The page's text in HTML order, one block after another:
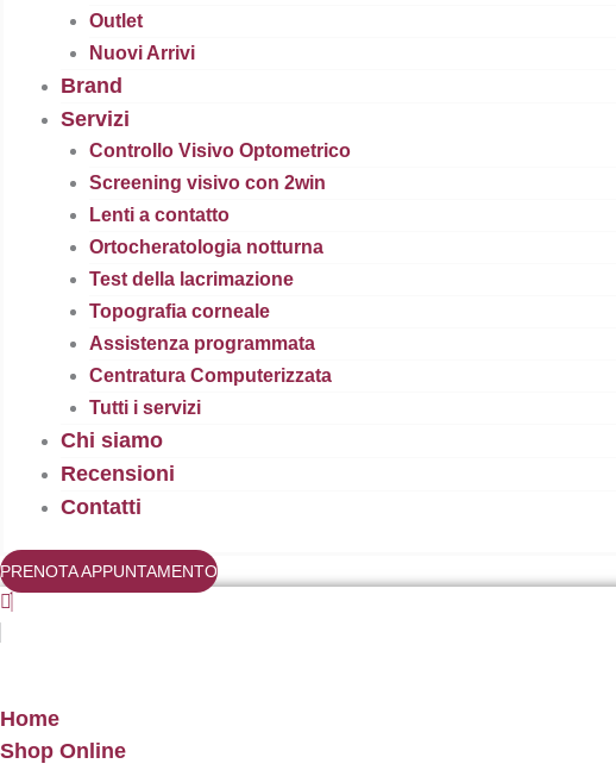
Outlet
Nuovi Arrivi
Brand
Servizi
Controllo Visivo Optometrico
Screening visivo con 2win
Lenti a contatto
Ortocheratologia notturna
Test della lacrimazione
Topografia corneale
Assistenza programmata
Centratura Computerizzata
Tutti i servizi
Chi siamo
Recensioni
Contatti
PRENOTA APPUNTAMENTO
Home
Shop Online